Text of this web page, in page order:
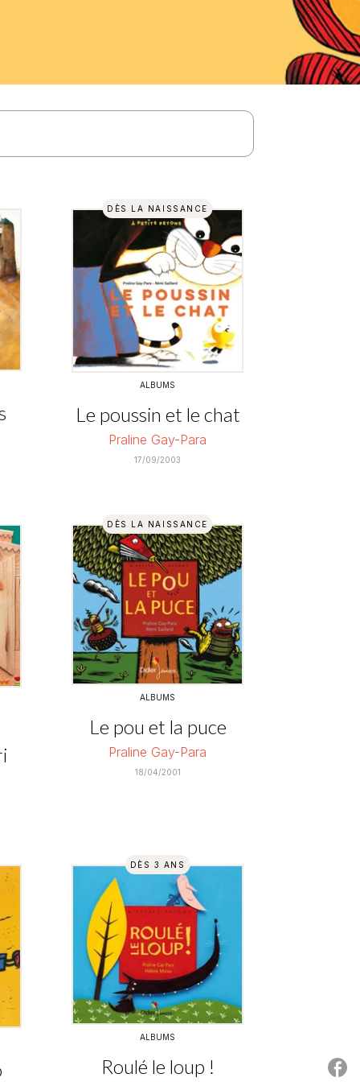
DÈS LA NAISSANCE
ALBUMS
Le poussin et le chat
Praline Gay-Para
17/09/2003
DÈS LA NAISSANCE
ALBUMS
Le pou et la puce
Praline Gay-Para
18/04/2001
DÈS 3 ANS
ALBUMS
Roulé le loup !